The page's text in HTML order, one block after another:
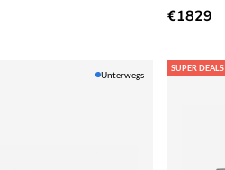
€1829
Unterwegs
SUPER DEALS